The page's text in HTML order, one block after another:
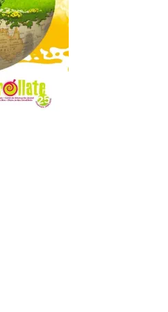
Islandia.
tres
los […]
y